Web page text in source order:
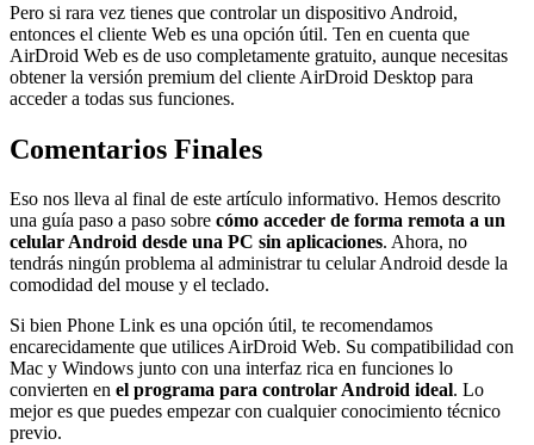
Pero si rara vez tienes que controlar un dispositivo Android,
entonces el cliente Web es una opción útil. Ten en cuenta que
AirDroid Web es de uso completamente gratuito, aunque necesitas
obtener la versión premium del cliente AirDroid Desktop para
acceder a todas sus funciones.
Comentarios Finales
Eso nos lleva al final de este artículo informativo. Hemos descrito
una guía paso a paso sobre cómo acceder de forma remota a un
celular Android desde una PC sin aplicaciones. Ahora, no
tendrás ningún problema al administrar tu celular Android desde la
comodidad del mouse y el teclado.
Si bien Phone Link es una opción útil, te recomendamos
encarecidamente que utilices AirDroid Web. Su compatibilidad con
Mac y Windows junto con una interfaz rica en funciones lo
convierten en el programa para controlar Android ideal. Lo
mejor es que puedes empezar con cualquier conocimiento técnico
previo.